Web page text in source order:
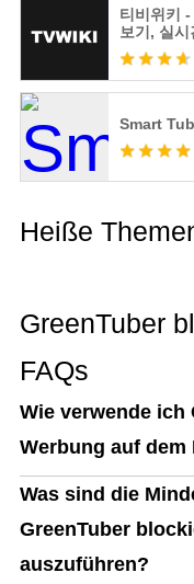
티비위키 -
보기, 실시
Smart
Heiße
GreenTuber
FAQs
Wie verwende ich
Werbung auf dem
Was sind die
GreenTuber
auszuführen?